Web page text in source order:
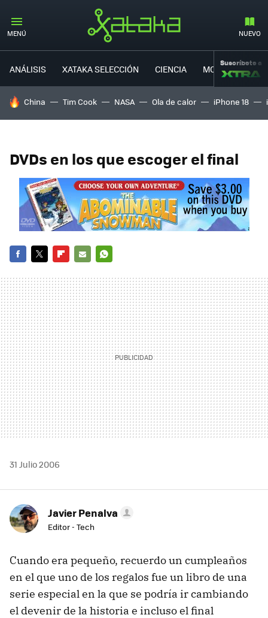
MENÚ NUEVO
ANÁLISIS XATAKA SELECCIÓN CIENCIA MOVILIDAD
Suscríbete a
HOY SE HABLA DE
China Tim Cook NASA Ola de calor iPhone 18
DVDs en los que escoger el final
MAIL
31 Julio 2006
Javier Penalva
Editor - Tech
Cuando era pequeño, recuerdo un cumpleaños
en el que uno de los regalos fue un libro de una
serie especial en la que se podría ir cambiando
el devenir de la historia e incluso el final